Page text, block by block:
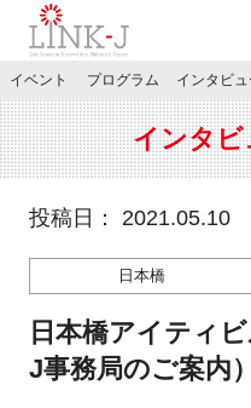
特別会員専用メニュー
施設ご予約
イベント プログラム インタビ
インタビ
投稿日： 2021.05.10
日本橋
日本橋アイティ
J事務局のご案内）